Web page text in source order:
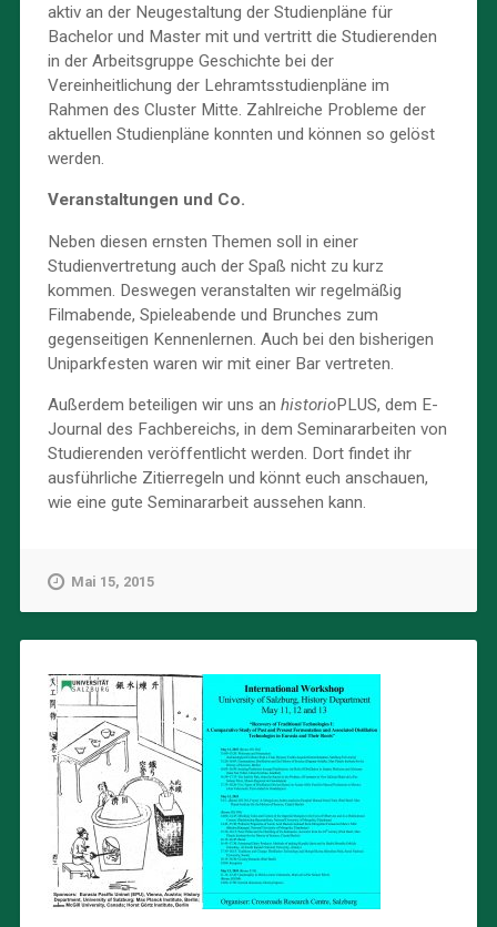
aktiv an der Neugestaltung der Studienpläne für
Bachelor und Master mit und vertritt die Studierenden
in der Arbeitsgruppe Geschichte bei der
Vereinheitlichung der Lehramtsstudienpläne im
Rahmen des Cluster Mitte. Zahlreiche Probleme der
aktuellen Studienpläne konnten und können so gelöst
werden.
Veranstaltungen und Co.
Neben diesen ernsten Themen soll in einer
Studienvertretung auch der Spaß nicht zu kurz
kommen. Deswegen veranstalten wir regelmäßig
Filmabende, Spieleabende und Brunches zum
gegenseitigen Kennenlernen. Auch bei den bisherigen
Uniparkfesten waren wir mit einer Bar vertreten.
Außerdem beteiligen wir uns an historioPLUS, dem E-
Journal des Fachbereichs, in dem Seminararbeiten von
Studierenden veröffentlicht werden. Dort findet ihr
ausführliche Zitierregeln und könnt euch anschauen,
wie eine gute Seminararbeit aussehen kann.
Mai 15, 2015